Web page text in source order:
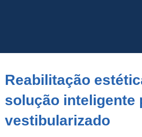
Reabilitação
solução inteligente
vestibularizado